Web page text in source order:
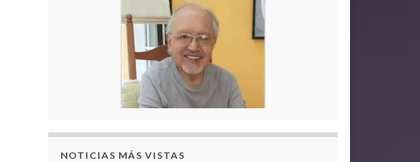
NOTICIAS MÁS VISTAS